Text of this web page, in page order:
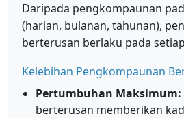
Daripada pengkompaunan
(harian, bulanan, tahunan),
berterusan berlaku pada
Kelebihan Pengkompaunan
Pertumbuhan Maksimum:
berterusan memberikan